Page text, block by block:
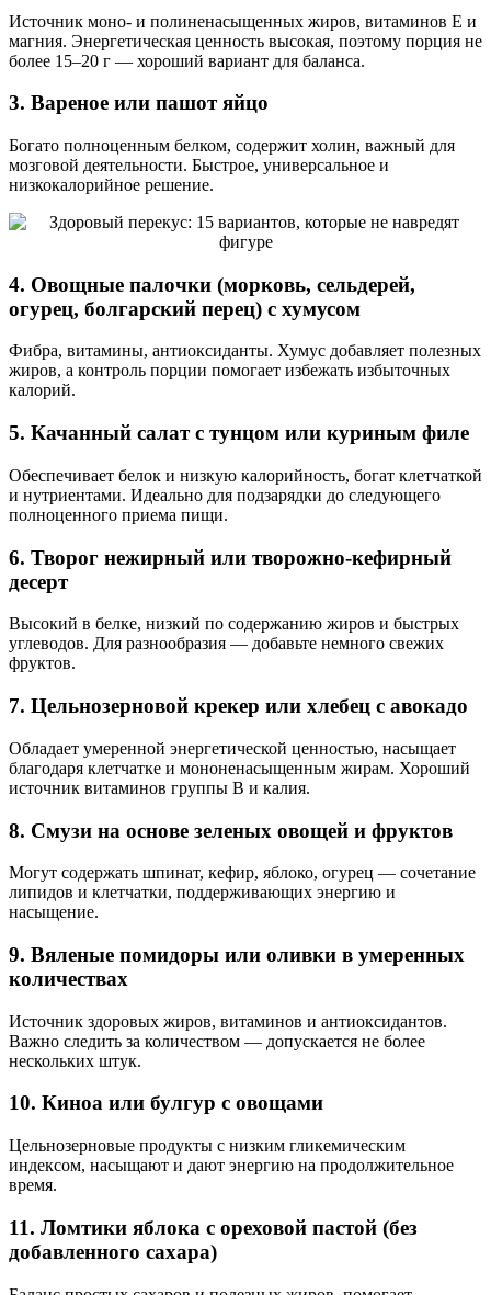
Источник моно- и полиненасыщенных жиров, витаминов Е и
магния. Энергетическая ценность высокая, поэтому порция не
более 15–20 г — хороший вариант для баланса.
3. Вареное или пашот яйцо
Богато полноценным белком, содержит холин, важный для
мозговой деятельности. Быстрое, универсальное и
низкокалорийное решение.
4. Овощные палочки (морковь, сельдерей,
огурец, болгарский перец) с хумусом
Фибра, витамины, антиоксиданты. Хумус добавляет полезных
жиров, а контроль порции помогает избежать избыточных
калорий.
5. Качанный салат с тунцом или куриным филе
Обеспечивает белок и низкую калорийность, богат клетчаткой
и нутриентами. Идеально для подзарядки до следующего
полноценного приема пищи.
6. Творог нежирный или творожно-кефирный
десерт
Высокий в белке, низкий по содержанию жиров и быстрых
углеводов. Для разнообразия — добавьте немного свежих
фруктов.
7. Цельнозерновой крекер или хлебец с авокадо
Обладает умеренной энергетической ценностью, насыщает
благодаря клетчатке и мононенасыщенным жирам. Хороший
источник витаминов группы В и калия.
8. Смузи на основе зеленых овощей и фруктов
Могут содержать шпинат, кефир, яблоко, огурец — сочетание
липидов и клетчатки, поддерживающих энергию и
насыщение.
9. Вяленые помидоры или оливки в умеренных
количествах
Источник здоровых жиров, витаминов и антиоксидантов.
Важно следить за количеством — допускается не более
нескольких штук.
10. Киноа или булгур с овощами
Цельнозерновые продукты с низким гликемическим
индексом, насыщают и дают энергию на продолжительное
время.
11. Ломтики яблока с ореховой пастой (без
добавленного сахара)